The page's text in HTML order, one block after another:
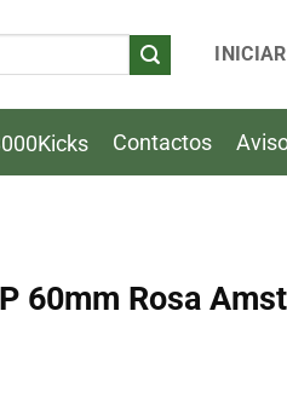
Contactos
60mm Rosa